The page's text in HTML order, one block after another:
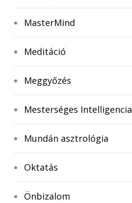
MasterMind
Meditáció
Meggyőzés
Mesterséges Intelligencia
Mundán asztrológia
Oktatás
Önbizalom